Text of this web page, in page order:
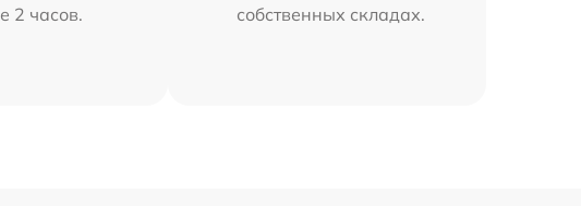
2 часов.
собственных складах.